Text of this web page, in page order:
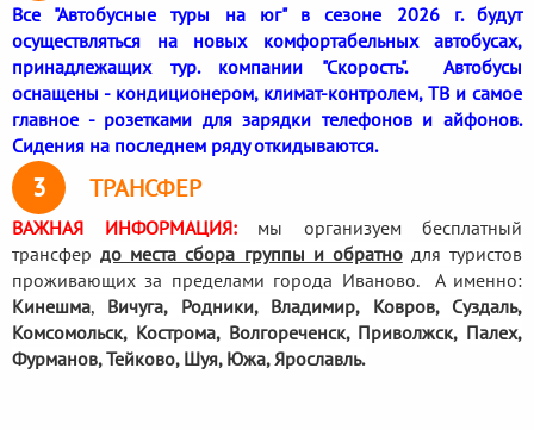
Все "Автобусные туры на юг" в сезоне 2026 г. будут
осуществляться на новых комфортабельных автобусах,
принадлежащих тур. компании "Скорость". Автобусы
оснащены - кондиционером, климат-контролем, ТВ и самое
главное - розетками для зарядки телефонов и айфонов.
Сидения на последнем ряду откидываются.
3 ТРАНСФЕР
ВАЖНАЯ ИНФОРМАЦИЯ:мы организуем бесплатный
трансфердо места сбора группы и обратнодля туристов
проживающих за пределами города Иваново. А именно:
Кинешма, Вичуга, Родники, Владимир, Ковров, Суздаль,
Комсомольск, Кострома, Волгореченск, Приволжск, Палех,
Фурманов, Тейково, Шуя, Южа, Ярославль.